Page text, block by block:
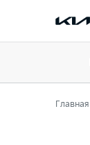
Главная